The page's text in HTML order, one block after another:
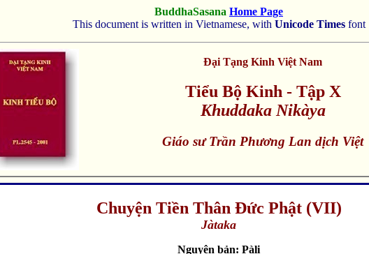
BuddhaSasana Home Page
This document is written in Vietnamese, with Unicode Timesfont
Ðại Tạng Kinh Việt Nam
Tiểu Bộ Kinh - Tập X
Khuddaka Nikàya
Giáo sư Trần Phương Lan dịch Việt
Chuyện Tiền Thân Đức Phật (VII)
Jàtaka
Nguyên bản: Pàli